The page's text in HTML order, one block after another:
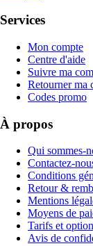
Services
Mon compte
Centre d'aide
Suivre ma
Retourner ma
Codes promo
À propos
Qui sommes-
Contactez-
Conditions
Retour &
Mentions
Moyens de
Tarifs et
Avis de